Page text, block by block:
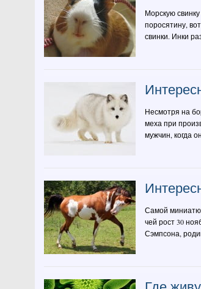
Морскую
поросятину,
свинки. Инки
Несмотря на
меха при
мужчин, когда
Самой
чей рост 30
Сэмпсона,